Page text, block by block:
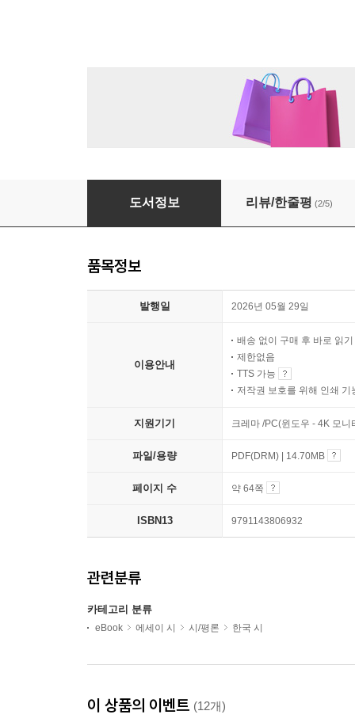
꽃향기의 궤적
도서정보 리뷰/한줄평 (2/5)
품목정보
발행일 2026년 05월 29일
이용안내
배송 없이 구매 후 바로 읽기
제한없음
TTS 가능
저작권 보호를 위해 인쇄 기
지원기기 크레마 /PC(윈도우 - 4K 모
파일/용량 PDF(DRM) | 14.70MB
페이지 수 약 64쪽
ISBN13 9791143806932
관련분류
카테고리 분류
eBook 에세이 시 시/평론 한국 시
이 상품의 이벤트 (12개)